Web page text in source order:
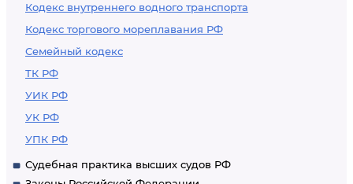
Кодекс внутреннего водного транспорта
Кодекс торгового мореплавания РФ
Семейный кодекс
ТК РФ
УИК РФ
УК РФ
УПК РФ
Судебная практика высших судов РФ